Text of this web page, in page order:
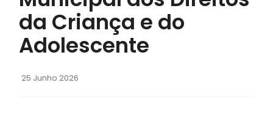
da Criança e do
Adolescente
25 Junho 2026